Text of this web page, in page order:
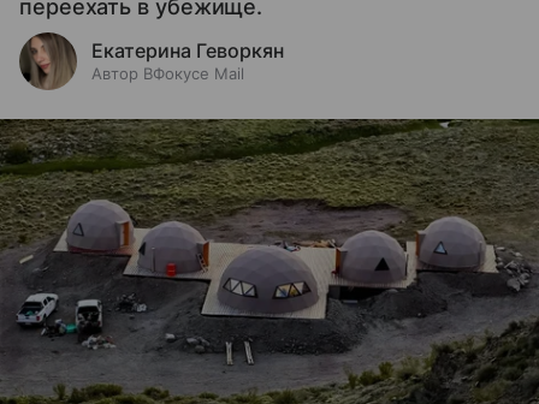
переехать в убежище.
Екатерина Геворкян
Автор ВФокусе Mail